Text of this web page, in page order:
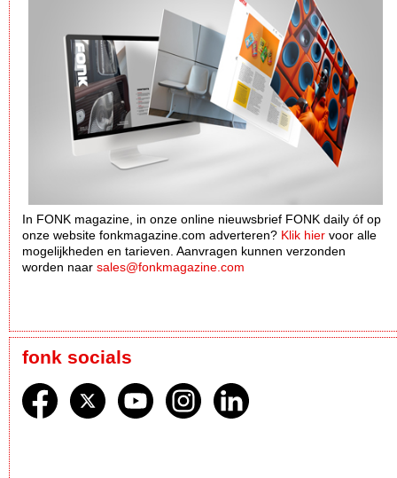
In FONK magazine, in onze online nieuwsbrief FONK daily óf op
onze website fonkmagazine.com adverteren? Klik hier voor alle
mogelijkheden en tarieven. Aanvragen kunnen verzonden
worden naar sales@fonkmagazine.com
fonk socials